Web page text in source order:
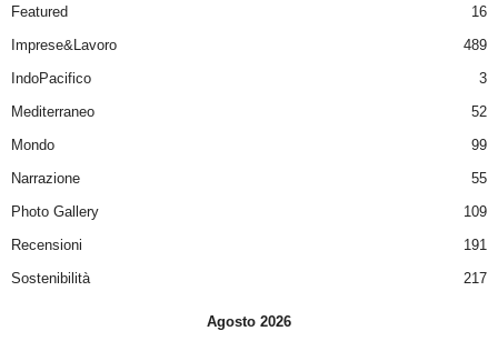
Featured
16
Imprese&Lavoro
489
IndoPacifico
3
Mediterraneo
52
Mondo
99
Narrazione
55
Photo Gallery
109
Recensioni
191
Sostenibilità
217
Agosto 2026